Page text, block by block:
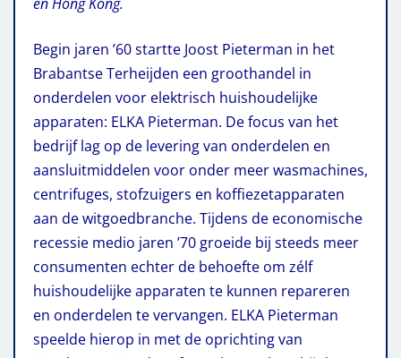
Begin jaren ’60 startte Joost Pieterman in het
Brabantse Terheijden een groothandel in
onderdelen voor elektrisch huishoudelijke
apparaten: ELKA Pieterman. De focus van het
bedrijf lag op de levering van onderdelen en
aansluitmiddelen voor onder meer wasmachines,
centrifuges, stofzuigers en koffiezetapparaten
aan de witgoedbranche. Tijdens de economische
recessie medio jaren ’70 groeide bij steeds meer
consumenten echter de behoefte om zélf
huishoudelijke apparaten te kunnen repareren
en onderdelen te vervangen. ELKA Pieterman
speelde hierop in met de oprichting van